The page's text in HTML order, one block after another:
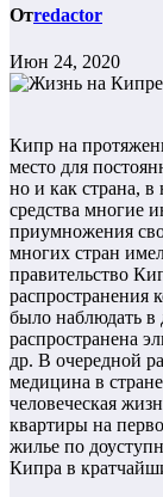
Отredactor
Июн 24, 2020
Кипр на
место для
но и как страна,
средства многие
приумножения
многих стран
правительство
распространения
было наблюдать в
распространена
др. В очередной
медицина в
человеческая
квартиры на
жилье по
Кипра в